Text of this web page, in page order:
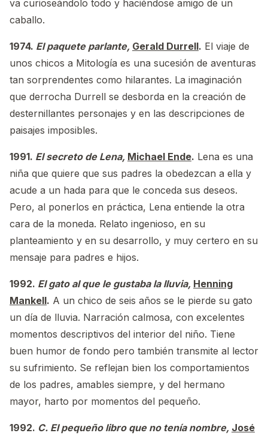
va curioseándolo todo y haciéndose amigo de un
caballo.
1974. El paquete parlante, Gerald Durrell. El viaje de
unos chicos a Mitología es una sucesión de aventuras
tan sorprendentes como hilarantes. La imaginación
que derrocha Durrell se desborda en la creación de
desternillantes personajes y en las descripciones de
paisajes imposibles.
1991. El secreto de Lena, Michael Ende. Lena es una
niña que quiere que sus padres la obedezcan a ella y
acude a un hada para que le conceda sus deseos.
Pero, al ponerlos en práctica, Lena entiende la otra
cara de la moneda. Relato ingenioso, en su
planteamiento y en su desarrollo, y muy certero en su
mensaje para padres e hijos.
1992. El gato al que le gustaba la lluvia, Henning
Mankell. A un chico de seis años se le pierde su gato
un día de lluvia. Narración calmosa, con excelentes
momentos descriptivos del interior del niño. Tiene
buen humor de fondo pero también transmite al lector
su sufrimiento. Se reflejan bien los comportamientos
de los padres, amables siempre, y del hermano
mayor, harto por momentos del pequeño.
1992. C. El pequeño libro que no tenía nombre, José